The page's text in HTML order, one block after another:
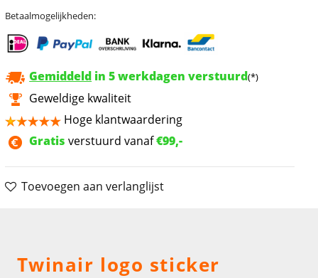
Betaalmogelijkheden:
Gemiddeld in 5 werkdagen verstuurd(*)
Geweldige kwaliteit
Hoge klantwaardering
Gratis verstuurd vanaf€99,-
Toevoegen aan verlanglijst
Twinair logo sticker